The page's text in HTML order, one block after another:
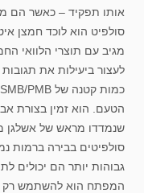
מגיב עם תוצרי הלוואי
לעצור ביעילות את
הטעם. הוא זמין בצורת
סולפיטים בבירה ברמות
גבוהות יותר הם יכולים
המפתח הוא להשתמש רק